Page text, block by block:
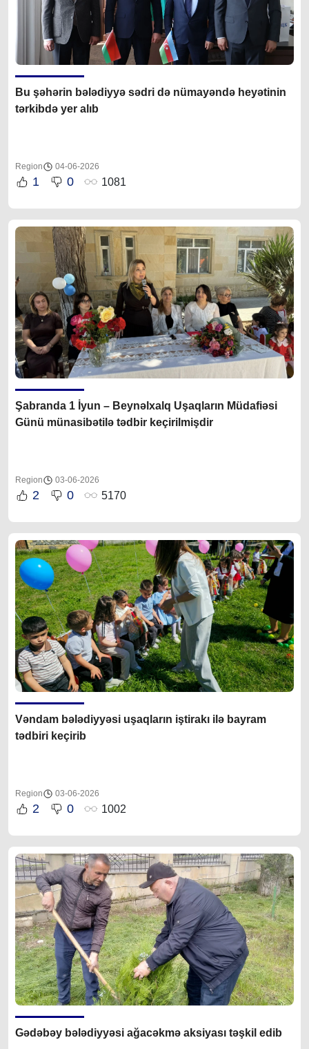
Bu şəhərin bələdiyyə sədri də nümayəndə heyətinin
tərkibdə yer alıb
Region 04-06-2026
1 0 1081
Şabranda 1 İyun – Beynəlxalq Uşaqların Müdafiəsi
Günü münasibətilə tədbir keçirilmişdir
Region 03-06-2026
2 0 5170
Vəndam bələdiyyəsi uşaqların iştirakı ilə bayram
tədbiri keçirib
Region 03-06-2026
2 0 1002
Gədəbəy bələdiyyəsi ağacəkmə aksiyası təşkil edib